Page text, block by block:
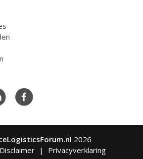
2026
Disclaimer Privacyverklaring